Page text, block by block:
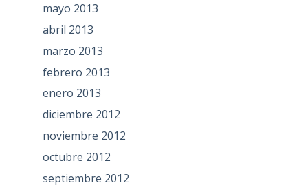
mayo 2013
abril 2013
marzo 2013
febrero 2013
enero 2013
diciembre 2012
noviembre 2012
octubre 2012
septiembre 2012